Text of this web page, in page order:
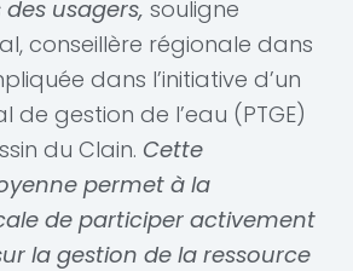
usagers, souligne
conseillère régionale dans
dans l’initiative d’un
de gestion de l’eau (PTGE)
du Clain. Cette
permet à la
de participer activement
la gestion de la ressource